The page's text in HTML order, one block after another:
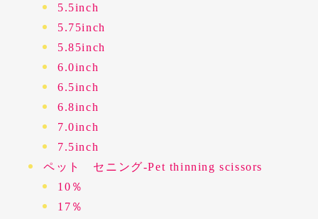
5.5inch
5.75inch
5.85inch
6.0inch
6.5inch
6.8inch
7.0inch
7.5inch
ペット セニング-Pet thinning scissors
10％
17％